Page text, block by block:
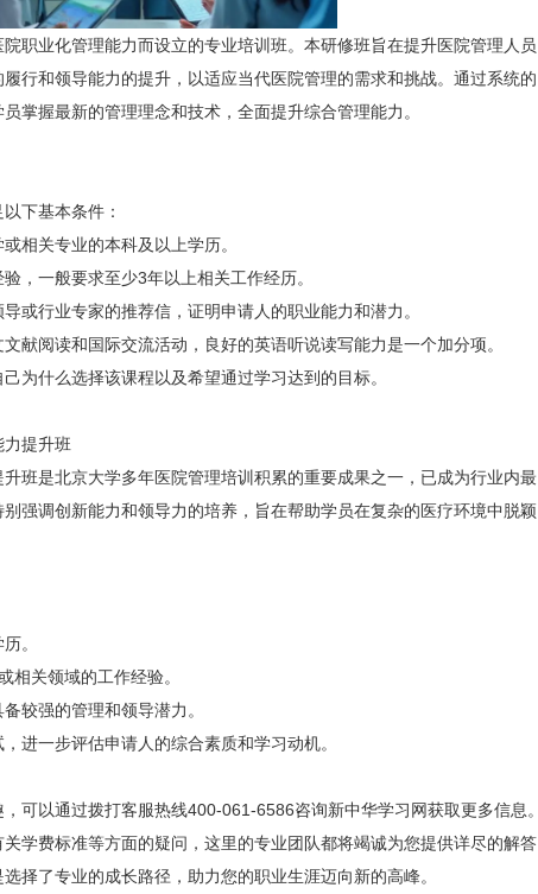
职业化管理能力而设立的专业培训班。本研修班旨在提升医院管理人员
行和领导能力的提升，以适应当代医院管理的需求和挑战。通过系统的
掌握最新的管理理念和技术，全面提升综合管理能力。
下基本条件：
相关专业的本科及以上学历。
，一般要求至少3年以上相关工作经历。
或行业专家的推荐信，证明申请人的职业能力和潜力。
献阅读和国际交流活动，良好的英语听说读写能力是一个加分项。
为什么选择该课程以及希望通过学习达到的目标。
提升班
班是北京大学多年医院管理培训积累的重要成果之一，已成为行业内最
强调创新能力和领导力的培养，旨在帮助学员在复杂的医疗环境中脱颖
。
相关领域的工作经验。
较强的管理和领导潜力。
进一步评估申请人的综合素质和学习动机。
可以通过拨打客服热线400-061-6586咨询新中华学习网获取更多信息。
学费标准等方面的疑问，这里的专业团队都将竭诚为您提供详尽的解答
择了专业的成长路径，助力您的职业生涯迈向新的高峰。